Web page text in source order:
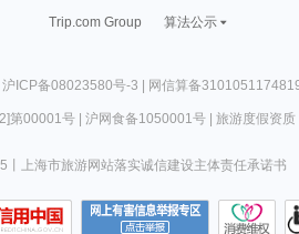
Trip.com Group
算法公示
沪ICP备08023580号-3 | 网信算备
第00001号| 沪网食备1050001号| 旅游度假资质|
上海市旅游网站落实诚信建设主体责任承诺书